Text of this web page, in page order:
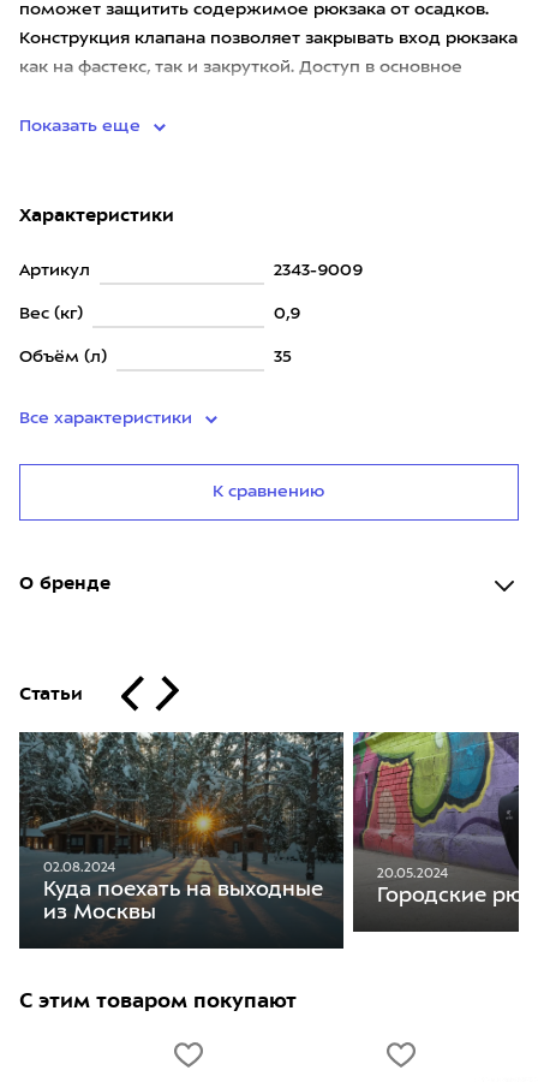
поможет защитить содержимое рюкзака от осадков.
Конструкция клапана позволяет закрывать вход рюкзака
как на фастекс, так и закруткой. Доступ в основное
Показать еще
Характеристики
Артикул 2343-9009
Вес (кг) 0,9
Объём (л) 35
Все характеристики
К сравнению
О бренде
Статьи
02.08.2024
Куда поехать на выходные
из Москвы
20.05.2024
Городские
С этим товаром покупают